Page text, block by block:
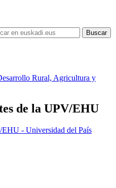
Rural, Agricultura y
de la UPV/EHU
- Universidad del País